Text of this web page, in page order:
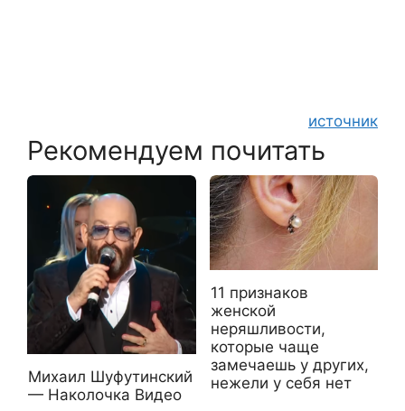
источник
Рекомендуем почитать
Михаил Шуфутинский
— Наколочка Видео
11 признаков
женской
неряшливости,
которые чаще
замечаешь у других,
нежели у себя нет